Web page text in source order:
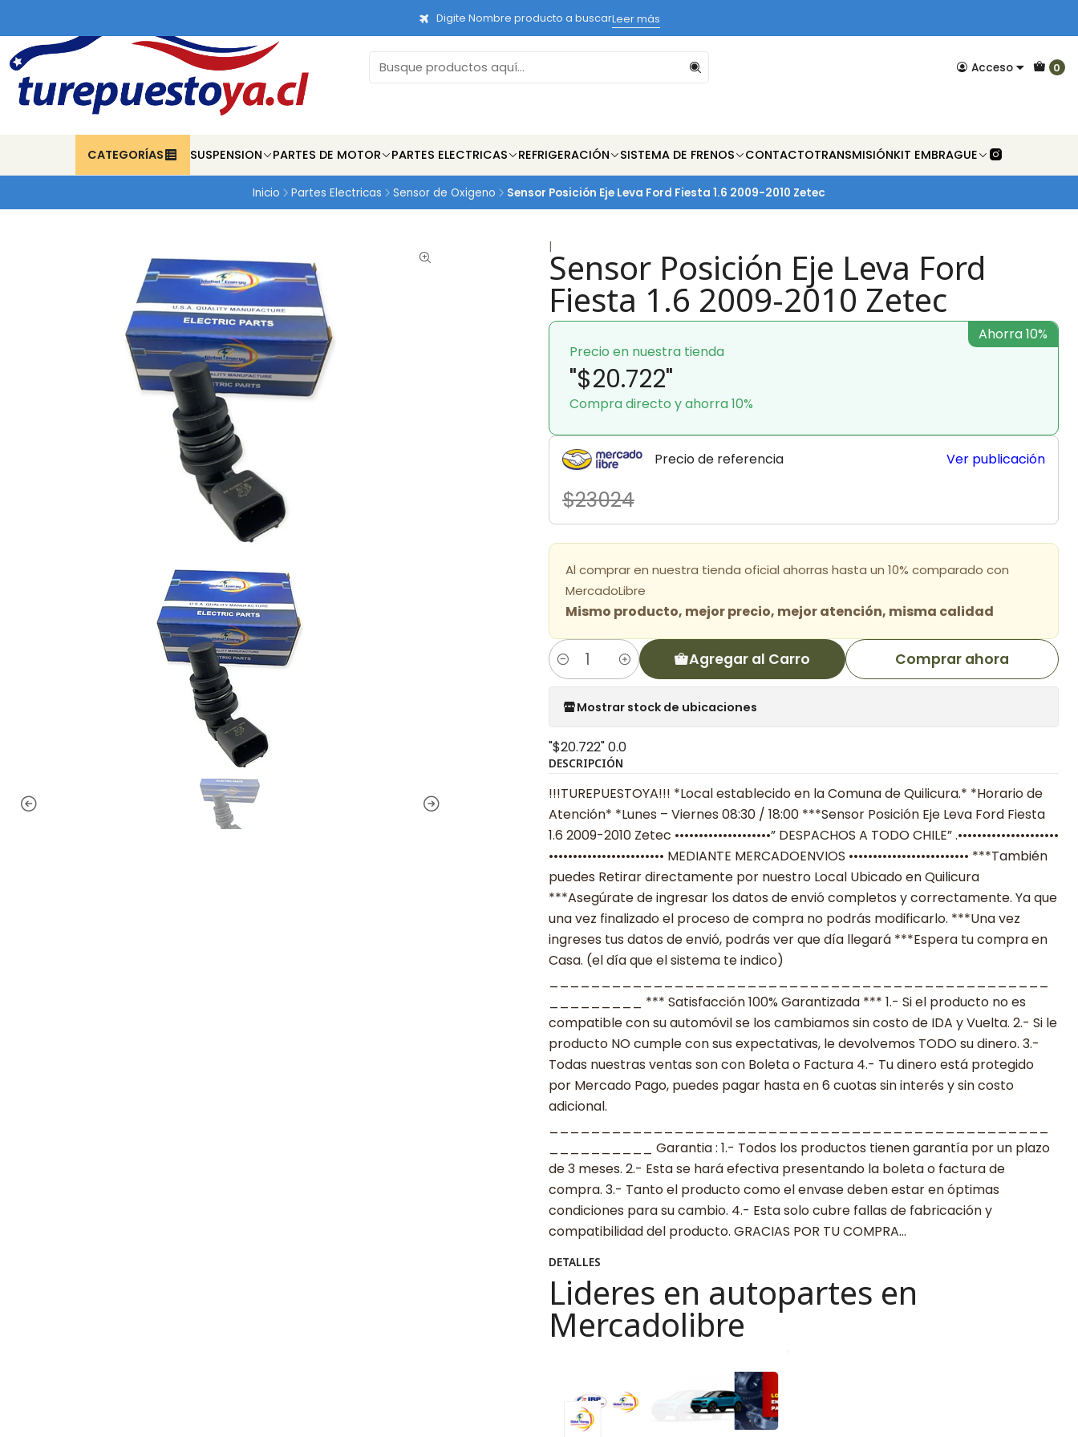
Acceso 0
CATEGORÍAS SUSPENSION PARTES DE MOTOR PARTES ELECTRICAS REFRIGERACIÓN SISTEMA DE FRENOS CONTACTOTRANSMISIÓNKIT EMBRAGUE
Digite Nombre producto a buscarLeer más
Inicio Partes Electricas Sensor de Oxigeno Sensor Posición Eje Leva Ford Fiesta 1.6 2009-2010 Zetec
|Sensor Posición Eje Leva Ford
Fiesta 1.6 2009-2010 Zetec
Precio en nuestra tienda
"$20.722"
Compra directo y ahorra 10%
Ahorra 10%
Precio de referencia
$23024
Ver publicación
Al comprar en nuestra tienda oficial ahorras hasta un 10% comparado con
MercadoLibre
Mismo producto, mejor precio, mejor atención, misma calidad
Cantidad Agregar al Carro Comprar ahora
Mostrar stock de ubicaciones
"$20.722"0.0
DESCRIPCIÓN
!!!TUREPUESTOYA!!! *Local establecido en la Comuna de Quilicura.* *Horario de
Atención* *Lunes – Viernes 08:30 / 18:00 ***Sensor Posición Eje Leva Ford Fiesta
1.6 2009-2010 Zetec ••••••••••••••••••••” DESPACHOS A TODO CHILE” .•••••••••••••••••••••
•••••••••••••••••••••••• MEDIANTE MERCADOENVIOS ••••••••••••••••••••••••• ***También
puedes Retirar directamente por nuestro Local Ubicado en Quilicura
***Asegúrate de ingresar los datos de envió completos y correctamente. Ya que
una vez finalizado el proceso de compra no podrás modificarlo. ***Una vez
ingreses tus datos de envió, podrás ver que día llegará ***Espera tu compra en
Casa. (el día que el sistema te indico)
_________ *** Satisfacción 100% Garantizada *** 1.- Si el producto no es
compatible con su automóvil se los cambiamos sin costo de IDA y Vuelta. 2.- Si le
producto NO cumple con sus expectativas, le devolvemos TODO su dinero. 3.-
Todas nuestras ventas son con Boleta o Factura 4.- Tu dinero está protegido
por Mercado Pago, puedes pagar hasta en 6 cuotas sin interés y sin costo
adicional.
__________ Garantia : 1.- Todos los productos tienen garantía por un plazo
de 3 meses. 2.- Esta se hará efectiva presentando la boleta o factura de
compra. 3.- Tanto el producto como el envase deben estar en óptimas
condiciones para su cambio. 4.- Esta solo cubre fallas de fabricación y
compatibilidad del producto. GRACIAS POR TU COMPRA…
DETALLES
Lideres en autopartes en
Mercadolibre